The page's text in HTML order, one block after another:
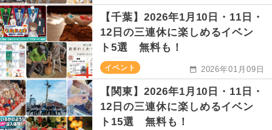
【千葉】2026年1月10日・11日・
12日の三連休に楽しめるイベン
ト5選 無料も！
イベント 2026年01月09日
【関東】2026年1月10日・11日・
12日の三連休に楽しめるイベン
ト15選 無料も！